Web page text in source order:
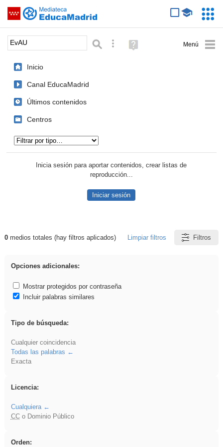
Saltar navegación
Palabra o frase: Búsqueda avanzada
Ayuda
(en
Inicio
Canal EducaMadrid
Últimos contenidos
Centros
Inicia sesión para aportar contenidos, crear listas de
reproducción...
Iniciar sesión
Resultados de: EvAU
0medios totales (hay filtros aplicados) Limpiar filtros Filtros
Opciones adicionales:
Mostrar protegidos por contraseña
Incluir palabras similares
Tipo de búsqueda:
Cualquier coincidencia
Todas las palabras
Exacta
Licencia:
Cualquiera
CCo Dominio Público
Orden: